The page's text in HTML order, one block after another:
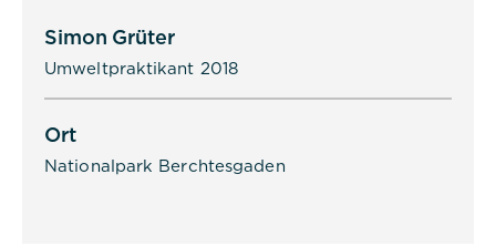
Simon Grüter
Umweltpraktikant 2018
Ort
Nationalpark Berchtesgaden